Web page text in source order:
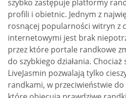
szybko zastępuje platformy
profili i obietnic. Jednym z
rosnącej popularności witryn z
internetowymi jest brak
przez które portale randkowe
do szybkiego działania.
LiveJasmin pozwalają tylko
randkami, w przeciwieństwie